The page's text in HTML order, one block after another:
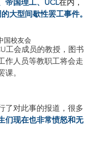
国校友会
帝国理工、UCL在内，
大型间歇性罢工事件。
工会成员的教授，图书
作人员等教职工将会走
课。
了对此事的报道，很多
们现在也非常愤怒和无